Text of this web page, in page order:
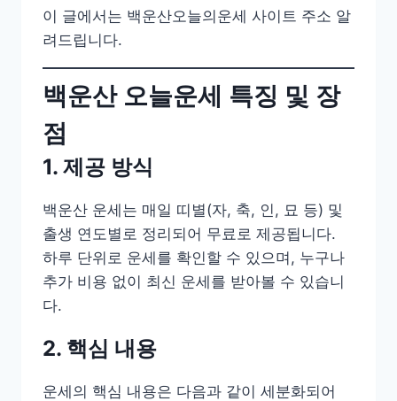
이 글에서는 백운산오늘의운세 사이트 주소 알
려드립니다.
백운산 오늘운세 특징 및 장
점
1. 제공 방식
백운산 운세는 매일 띠별(자, 축, 인, 묘 등) 및
출생 연도별로 정리되어 무료로 제공됩니다.
하루 단위로 운세를 확인할 수 있으며, 누구나
추가 비용 없이 최신 운세를 받아볼 수 있습니
다.
2. 핵심 내용
운세의 핵심 내용은 다음과 같이 세분화되어